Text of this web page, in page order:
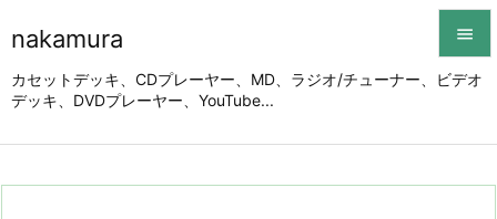
nakamura
カセットデッキ、CDプレーヤー、MD、ラジオ/チューナー、ビデオ
デッキ、DVDプレーヤー、YouTube...


